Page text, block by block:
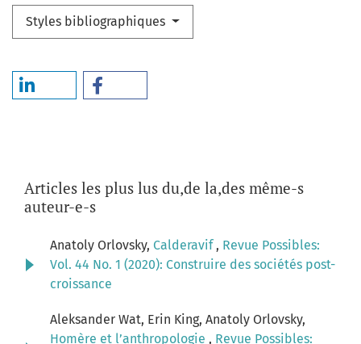
Styles bibliographiques
Articles les plus lus du,de la,des même-s
auteur-e-s
Anatoly Orlovsky, Calderavif, Revue Possibles:
Vol. 44 No. 1 (2020): Construire des sociétés post-
croissance
Aleksander Wat, Erin King, Anatoly Orlovsky,
Homère et l’anthropologie , Revue Possibles: